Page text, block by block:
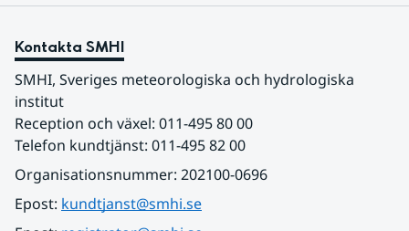
Kontakta SMHI
SMHI, Sveriges meteorologiska och hydrologiska
institut
Reception och växel: 011-495 80 00
Telefon kundtjänst: 011-495 82 00
Organisationsnummer: 202100-0696
Epost: kundtjanst@smhi.se